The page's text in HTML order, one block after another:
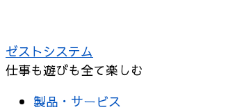
ゼストシステム
仕事も遊びも全て楽しむ
製品・サービス